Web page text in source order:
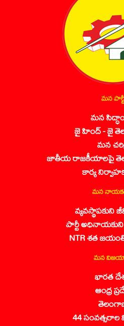
మన
మన
జై హింద్ - జై
మన
జాతీయ రాజకీయాలపై
కార్య
మన
వ్యవస్థాపకుని
పార్టీ అధినాయకుని
NTR శత
మన
భారత
ఆంధ్ర
44